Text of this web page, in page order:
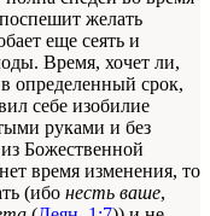
желать
еще сеять и
Время, хочет ли,
определенный срок,
себе изобилие
руками и без
Божественной
время изменения, то
(ибо несть ваше,